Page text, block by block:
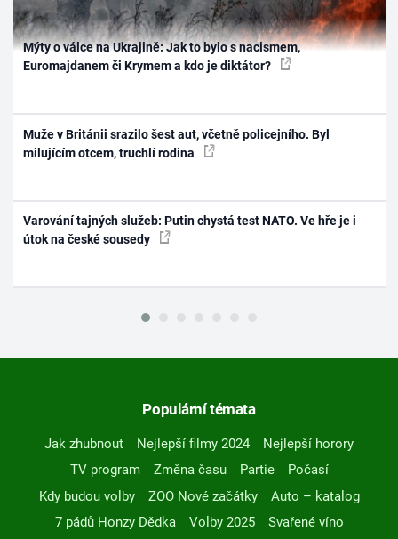
Mýty o válce na Ukrajině: Jak to bylo s nacismem,
Euromajdanem či Krymem a kdo je diktátor?
Muže v Británii srazilo šest aut, včetně policejního. Byl
milujícím otcem, truchlí rodina
Varování tajných služeb: Putin chystá test NATO. Ve hře je i
útok na české sousedy
Populární témata
Jak zhubnout Nejlepší filmy 2024
Nejlepší horory
TV program
Změna času Partie
Počasí
Kdy budou volby
ZOO Nové začátky
Auto – katalog
7 pádů Honzy Dědka
Volby 2025
Svařené víno